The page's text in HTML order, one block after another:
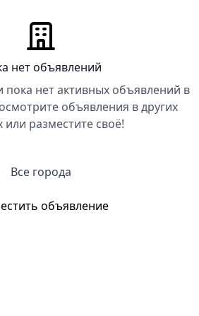
нет объявлений
пока нет активных объявлений в
объявления в других
или разместите своё!
Все города
объявление